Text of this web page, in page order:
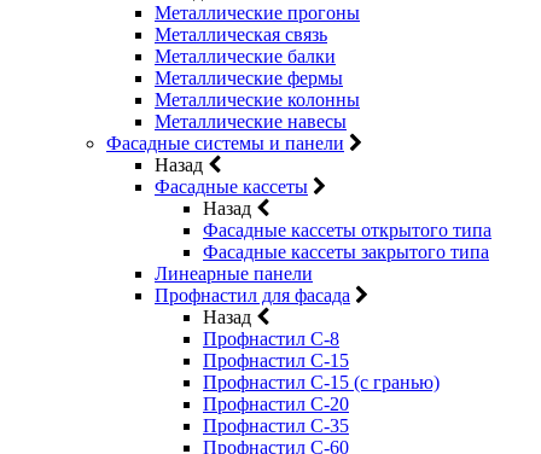
Металлические прогоны
Металлическая связь
Металлические балки
Металлические фермы
Металлические колонны
Металлические навесы
Фасадные системы и панели
Назад
Фасадные кассеты
Назад
Фасадные кассеты открытого типа
Фасадные кассеты закрытого типа
Линеарные панели
Профнастил для фасада
Назад
Профнастил С-8
Профнастил С-15
Профнастил С-15 (с гранью)
Профнастил С-20
Профнастил С-35
Профнастил С-60